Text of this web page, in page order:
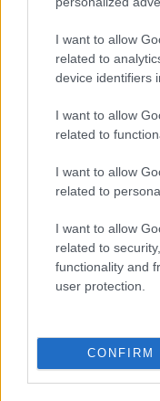
I want to allow
related to
device identifiers
I want to allow
related to
I want to allow
related to
I want to allow
related to
functionality and
user protection.
CONFIRM
Putyin
hörög
JámborAndrás• 2014.
Vasárnap
Vlagyimir Putyin
magyar
paksi atomerőmű
Magyarország
Áramlat
Gyűlik a pisi
Abszurd javaslatra
Fidesz frakció
Konkrétan, egy